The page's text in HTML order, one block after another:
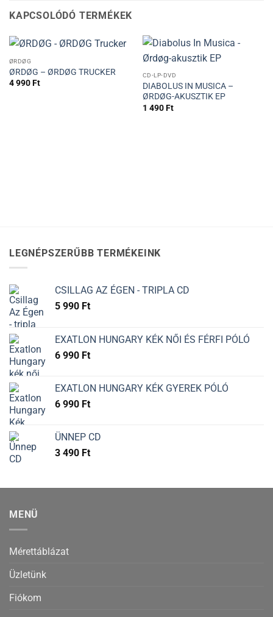
KAPCSOLÓDÓ TERMÉKEK
ØRDØG
ØRDØG – ØRDØG TRUCKER
4 990Ft
CD-LP-DVD
DIABOLUS IN MUSICA –
ØRDØG-AKUSZTIK EP
1 490Ft
LEGNÉPSZERŰBB TERMÉKEINK
CSILLAG AZ ÉGEN - TRIPLA CD
5 990 Ft
EXATLON HUNGARY KÉK NŐI ÉS FÉRFI PÓLÓ
6 990 Ft
EXATLON HUNGARY KÉK GYEREK PÓLÓ
6 990 Ft
ÜNNEP CD
3 490 Ft
MENÜ
Mérettáblázat
Üzletünk
Fiókom